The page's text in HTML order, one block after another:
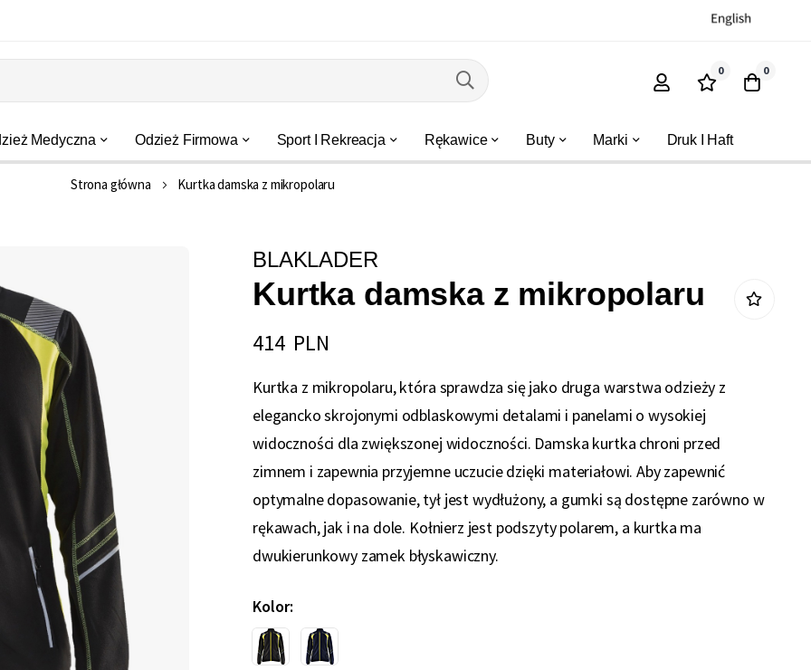
0 0
Medyczna Odzież Firmowa Sport I Rekreacja Rękawice Buty Marki Druk I Haft
Strona główna Kurtka damska z mikropolaru
BLAKLADER
Kurtka damska z mikropolaru
414 PLN
Kurtka z mikropolaru, która sprawdza się jako druga warstwa odzieży z
elegancko skrojonymi odblaskowymi detalami i panelami o wysokiej
widoczności dla zwiększonej widoczności. Damska kurtka chroni przed
zimnem i zapewnia przyjemne uczucie dzięki materiałowi. Aby zapewnić
optymalne dopasowanie, tył jest wydłużony, a gumki są dostępne zarówno w
rękawach, jak i na dole. Kołnierz jest podszyty polarem, a kurtka ma
dwukierunkowy zamek błyskawiczny.
Kolor